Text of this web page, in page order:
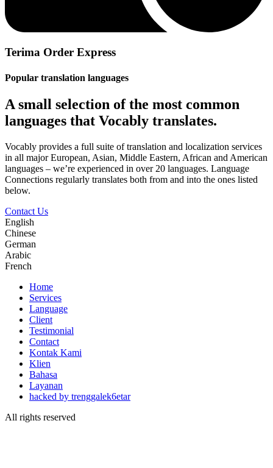
Terima Order Express
Popular translation languages
A small selection of the most common
languages that Vocably translates.
Vocably provides a full suite of translation and localization services
in all major European, Asian, Middle Eastern, African and American
languages – we’re experienced in over 20 languages. Language
Connections regularly translates both from and into the ones listed
below.
Contact Us
English
Chinese
German
Arabic
French
Home
Services
Language
Client
Testimonial
Contact
Kontak Kami
Klien
Bahasa
Layanan
hacked by trenggalek6etar
All rights reserved